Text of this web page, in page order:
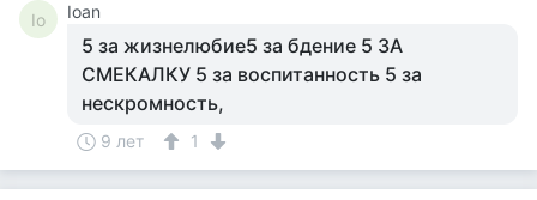
Io Ioan
5 за жизнелюбие5 за бдение 5 ЗА
СМЕКАЛКУ 5 за воспитанность 5 за
нескромность,
9 лет 1